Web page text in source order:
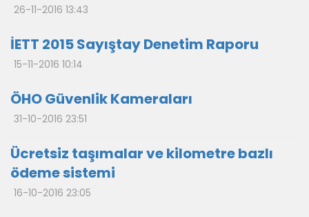
26-11-2016 13:43
İETT 2015 Sayıştay Denetim Raporu
15-11-2016 10:14
ÖHO Güvenlik Kameraları
31-10-2016 23:51
Ücretsiz taşımalar ve kilometre bazlı
ödeme sistemi
16-10-2016 23:05